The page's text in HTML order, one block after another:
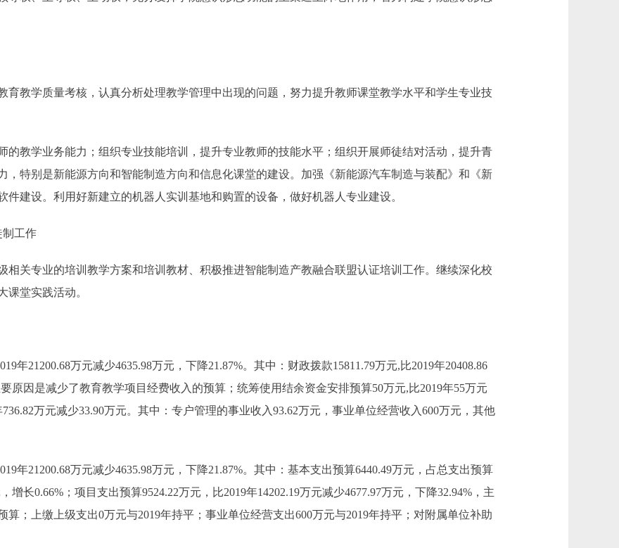
教学质量考核，认真分析处理教学管理中出现的问题，努力提升教师课堂教学水平和学生专业技
教学业务能力；组织专业技能培训，提升专业教师的技能水平；组织开展师徒结对活动，提升青
，特别是新能源方向和智能制造方向和信息化课堂的建设。加强《新能源汽车制造与装配》和《新
建设。利用好新建立的机器人实训基地和购置的设备，做好机器人专业建设。
工作
关专业的培训教学方案和培训教材、积极推进智能制造产教融合联盟认证培训工作。继续深化校
课堂实践活动。
21200.68万元减少4635.98万元，下降21.87%。其中：财政拨款15811.79万元,比2019年20408.86
原因是减少了教育教学项目经费收入的预算；统筹使用结余资金安排预算50万元,比2019年55万元
万元减少33.90万元。其中：专户管理的事业收入93.62万元，事业单位经营收入600万元，其他
年21200.68万元减少4635.98万元，下降21.87%。其中：基本支出预算6440.49万元，占总支出预算
增长0.66%；项目支出预算9524.22万元，比2019年14202.19万元减少4677.97万元，下降32.94%，主
；上缴上级支出0万元与2019年持平；事业单位经营支出600万元与2019年持平；对附属单位补助